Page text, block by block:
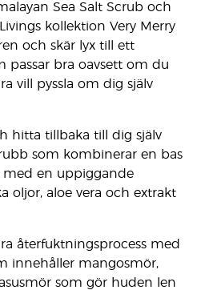
Sea Salt Scrub och
kollektion Very Merry
och skär lyx till ett
passar bra oavsett om du
vill pyssla om dig själv
hitta tillbaka till dig själv
som kombinerar en bas
med en uppiggande
oljor, aloe vera och extrakt
återfuktningsprocess med
innehåller mangosmör,
som gör huden len